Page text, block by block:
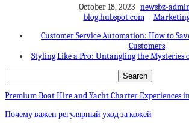
October 18, 2023 newsbz-
blog.hubspot.com
Customer Service Automation: How to
Customers
Styling Like a Pro: Untangling the Mysteries
Premium Boat Hire and Yacht Charter Experiences
Почему важен регулярный уход за кожей